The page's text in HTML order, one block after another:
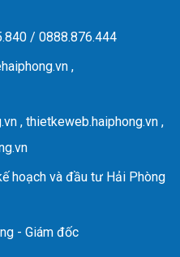
/ 0888.876.444
,
, thietkeweb.haiphong.vn ,
hoạch và đầu tư Hải Phòng
- Giám đốc